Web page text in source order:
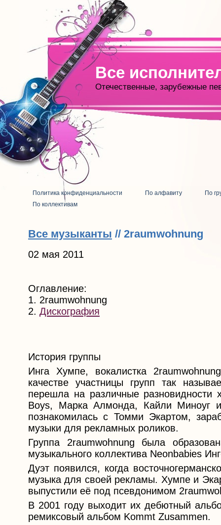
Все
Отечественные, зарубежные
Политика конфиденциальности По алфавиту
По
По коллективам
Все музыканты // 2raumwohnung
02 мая 2011
Оглавление:
1. 2raumwohnung
2. Дискография
История группы
Инга Хумпе, вокалистка
качестве участницы групп так
перешла на различные
Boys, Марка Алмонда, Кайли Миноуг
познакомилась с Томми Экартом,
музыки для рекламных роликов.
Группа 2raumwohnung была
музыкального коллектива Neonbabies
Дуэт появился, когда
музыка для своей рекламы. Хумпе и
выпустили её под псевдонимом
В 2001 году выходит их дебютный
ремиксовый альбом Kommt Zusammen.